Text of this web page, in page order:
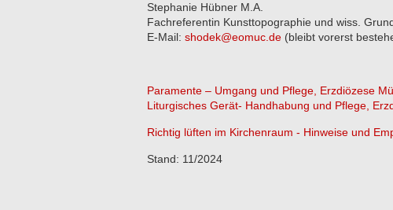
Stephanie Hübner M.A.
Fachreferentin Kunsttopographie und wiss.
E-Mail: shodek@eomuc.de (bleibt vorerst
Paramente – Umgang und Pflege, Erzdiözese
Liturgisches Gerät- Handhabung und Pflege,
Richtig lüften im Kirchenraum - Hinweise und
Stand: 11/2024